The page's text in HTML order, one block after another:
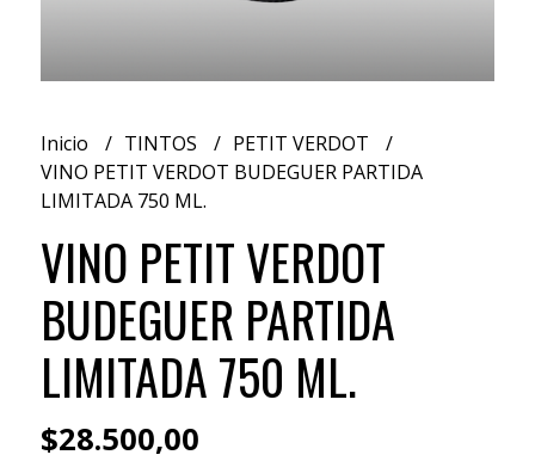
Inicio TINTOS
PETIT VERDOT
VINO PETIT VERDOT BUDEGUER PARTIDA
LIMITADA 750 ML.
VINO PETIT VERDOT
BUDEGUER PARTIDA
LIMITADA 750 ML.
$28.500,00